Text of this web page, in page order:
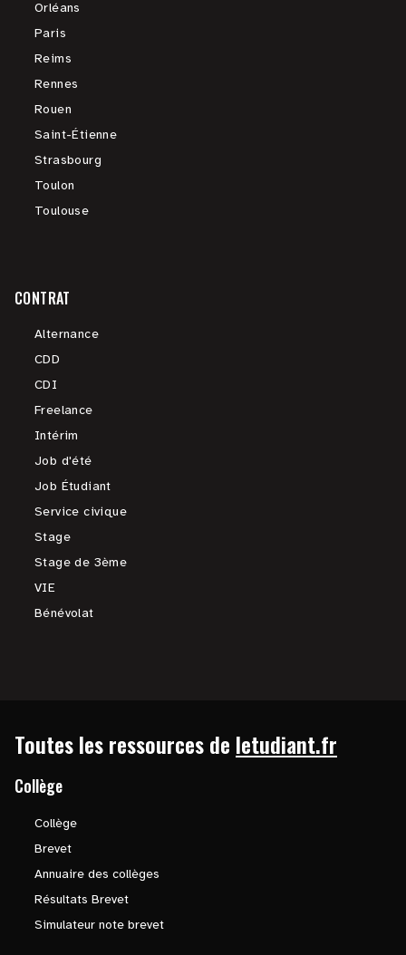
Orléans
Paris
Reims
Rennes
Rouen
Saint-Étienne
Strasbourg
Toulon
Toulouse
CONTRAT
Alternance
CDD
CDI
Freelance
Intérim
Job d'été
Job Étudiant
Service civique
Stage
Stage de 3ème
VIE
Bénévolat
Toutes les ressources de letudiant.fr
Collège
Collège
Brevet
Annuaire des collèges
Résultats Brevet
Simulateur note brevet